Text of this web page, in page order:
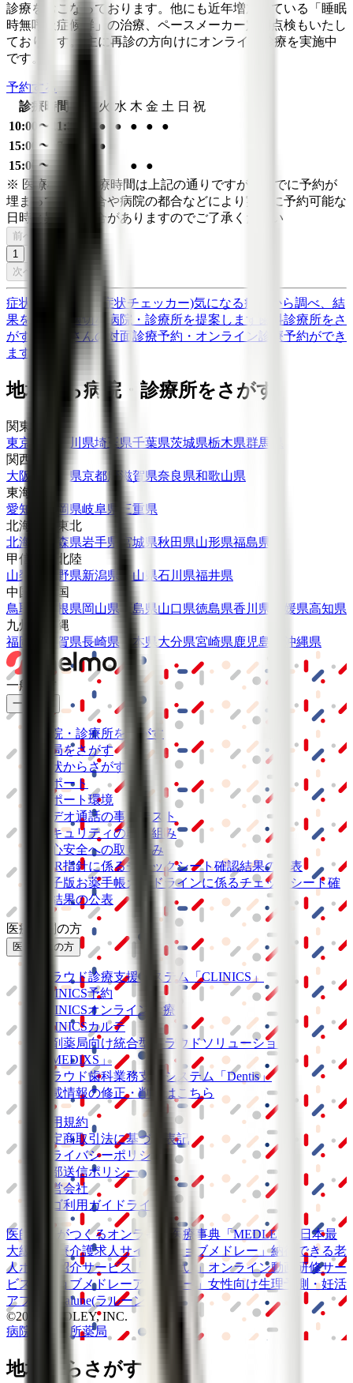
診療をおこなっております。他にも近年増加している「睡眠
時無呼吸症候群」の治療、ペースメーカー定期点検もいたし
ております。 主に再診の方向けにオンライン診療を実施中
です。
予約する
診療時間
火 水 木 金 土 日 祝
10:00〜11:30
● ● ● ●
●
15:00〜17:00
●
15:00〜17:30
●
●
※ 医療機関の診療時間は上記の通りですが、すでに予約が
埋まっている場合や病院の都合などにより実際に予約可能な
日時と異なる場合がありますのでご了承ください
前へ
1
次へ
症状からさがす (症状チェッカー)気になる症状から調べ、結
果をもとに適切な病院・診療所を提案します
歯科診療所をさ
がす
歯医者さんの対面診療予約・オンライン診療予約ができ
ます
地域から病院・診療所をさがす
関東
東京都
神奈川県埼玉県千葉県茨城県栃木県群馬県
関西
大阪府
兵庫県京都府 滋賀県奈良県和歌山県
東海
愛知県
静岡県岐阜県
三重県
北海道・東北
北海道
青森県岩手県 宮城県秋田県山形県福島県
甲信越・北陸
山梨県
長野県新潟県 富山県石川県福井県
中国・四国
鳥取県
島根県岡山県 広島県山口県徳島県香川県 愛媛県高知県
九州・沖縄
福岡県
佐賀県長崎県 熊本県 大分県宮崎県鹿児島県 沖縄県
一般の方
一般の方
病院・診療所をさがす
薬局をさがす
症状からさがす
サポート
サポート環境
ビデオ通話の事前テスト
セキュリティの取り組み
安心安全への取り組み
PHR指針に係るチェックシート確認結果の公表
電子版お薬手帳ガイドラインに係るチェックシート確
認結果の公表
医療機関の方
医療機関の方
クラウド診療支援システム
「CLINICS」
CLINICS予約
CLINICSオンライン診療
CLINICSカルテ
調剤薬局向け統合型クラウドソリューション
「MEDIXS」
クラウド歯科業務支援システム
「Dentis」
掲載情報の修正・削除はこちら
利用規約
特定商取引法に基づく表記
プライバシーポリシー
外部送信ポリシー
運営会社
ロゴ利用ガイドライン
医師たちがつくるオンライン医療事典 「MEDLEY」
日本最
大級の
医療介護求人サイト 「ジョブメドレー」納得できる老
人ホーム紹介サービス
「みんかい」 オンライン動画研修サー
ビス
「ジョブメドレーアカデミー」 女性向け生理予測・妊活
アプリ
「Lalune(ラルーン)」
©2016 MEDLEY, INC.
病院・診療所薬局
地域からさがす